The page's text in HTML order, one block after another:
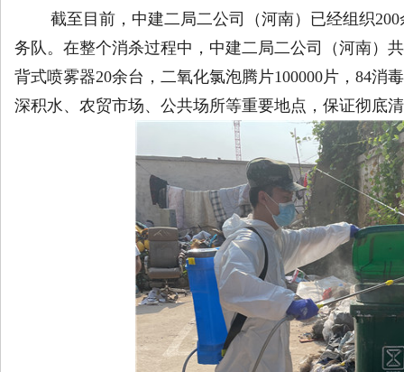
截至目前，中建二局二公司（河南）已经组织200
务队。在整个消杀过程中，中建二局二公司（河南）
背式喷雾器20余台，二氧化氯泡腾片100000片，84消
深积水、农贸市场、公共场所等重要地点，保证彻底